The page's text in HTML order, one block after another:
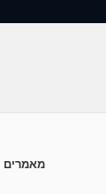
מאמרים